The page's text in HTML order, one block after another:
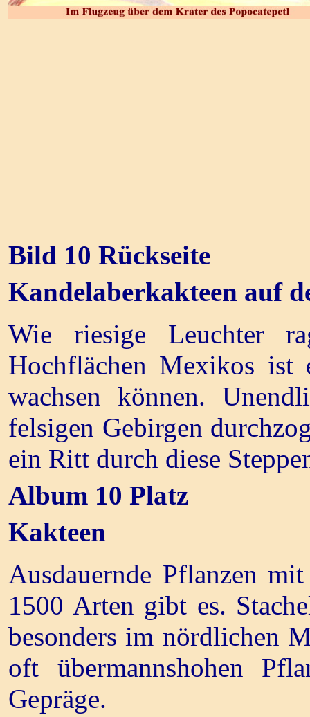
Bild 10 Rückseite
Kandelaberkakteen auf
Wie riesige Leuchter
Hochflächen Mexikos ist
wachsen können.
felsigen Gebirgen
ein Ritt durch diese
Album 10 Platz
Kakteen
Ausdauernde Pflanzen
1500 Arten gibt es.
besonders im nördlichen
oft übermannshohen
Gepräge.